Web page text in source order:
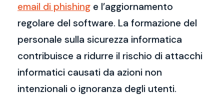
email di phishing e l’aggiornamento
regolare del software. La formazione del
personale sulla sicurezza informatica
contribuisce a ridurre il rischio di attacchi
informatici causati da azioni non
intenzionali o ignoranza degli utenti.